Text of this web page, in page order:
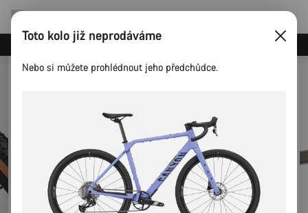
Ušetřete s newsletterem Canyon
Toto kolo již neprodáváme
Nebo si můžete prohlédnout jeho předchůdce.